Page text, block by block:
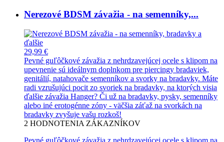
Nerezové BDSM závažia - na semenníky,...
29,99 €
Pevné guľôčkové závažia z nehrdzavejúcej ocele s klipom na
upevnenie sú ideálnym doplnkom pre piercingy bradaviek,
genitálií, natahovače semenníkov a svorky na bradavky. Máte
radi vzrušujúci pocit zo svoriek na bradavky, na ktorých visia
ďalšie závažia Hanger? Či už na bradavky, pysky, semenníky
alebo iné erotogénne zóny - väčšia záťaž na svorkách na
bradavky zvyšuje vašu rozkoš!
2 HODNOTENIA ZÁKAZNÍKOV
Pevné guľôčkové závažia z nehrdzavejúcej ocele s klipom na